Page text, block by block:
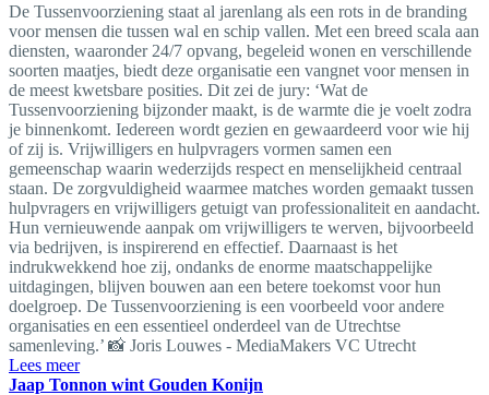
De Tussenvoorziening staat al jarenlang als een rots in de branding
voor mensen die tussen wal en schip vallen. Met een breed scala aan
diensten, waaronder 24/7 opvang, begeleid wonen en verschillende
soorten maatjes, biedt deze organisatie een vangnet voor mensen in
de meest kwetsbare posities. Dit zei de jury: ‘Wat de
Tussenvoorziening bijzonder maakt, is de warmte die je voelt zodra
je binnenkomt. Iedereen wordt gezien en gewaardeerd voor wie hij
of zij is. Vrijwilligers en hulpvragers vormen samen een
gemeenschap waarin wederzijds respect en menselijkheid centraal
staan. De zorgvuldigheid waarmee matches worden gemaakt tussen
hulpvragers en vrijwilligers getuigt van professionaliteit en aandacht.
Hun vernieuwende aanpak om vrijwilligers te werven, bijvoorbeeld
via bedrijven, is inspirerend en effectief. Daarnaast is het
indrukwekkend hoe zij, ondanks de enorme maatschappelijke
uitdagingen, blijven bouwen aan een betere toekomst voor hun
doelgroep. De Tussenvoorziening is een voorbeeld voor andere
organisaties en een essentieel onderdeel van de Utrechtse
samenleving.’ 📸 Joris Louwes - MediaMakers VC Utrecht
Lees meer
Jaap Tonnon wint Gouden Konijn